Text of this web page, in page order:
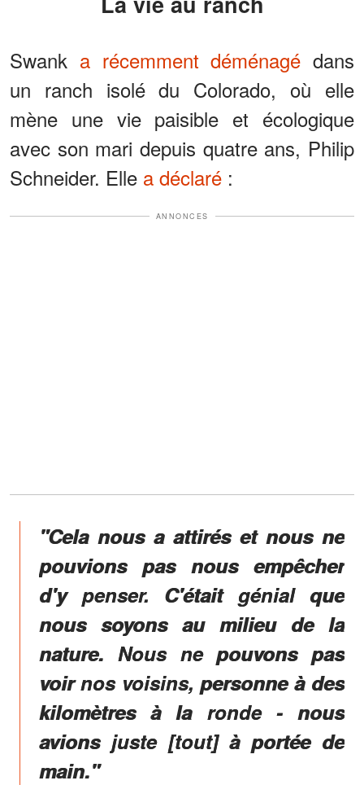
Swank a récemment déménagé dans
un ranch isolé du Colorado, où elle
mène une vie paisible et écologique
avec son mari depuis quatre ans, Philip
Schneider. Elle a déclaré :
ANNONCES
"Cela nous a attirés et nous ne
pouvions pas nous empêcher
d'y penser. C'était génial que
nous soyons au milieu de la
nature. Nous ne pouvons pas
voir nos voisins, personne à des
kilomètres à la ronde - nous
avions juste [tout] à portée de
main."